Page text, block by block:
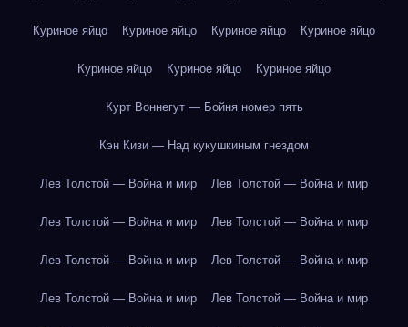
Куриное яйцо Куриное яйцо Куриное яйцо Куриное яйцо
Куриное яйцо Куриное яйцо Куриное яйцо
Курт Воннегут — Бойня номер пять
Кэн Кизи — Над кукушкиным гнездом
Лев Толстой — Война и мир Лев Толстой — Война и мир
Лев Толстой — Война и мир Лев Толстой — Война и мир
Лев Толстой — Война и мир Лев Толстой — Война и мир
Лев Толстой — Война и мир Лев Толстой — Война и мир